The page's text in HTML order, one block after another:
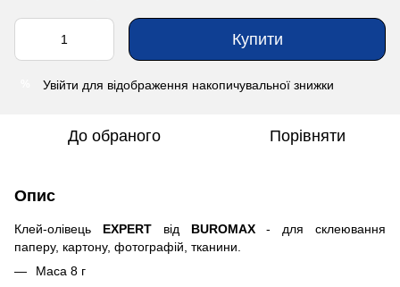
Купити
Увійти для відображення накопичувальної знижки
До обраного Порівняти
Опис
Клей-олівець EXPERTвід BUROMAX- для склеювання
паперу, картону, фотографій, тканини.
Маса 8 г